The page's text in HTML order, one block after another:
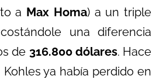
a Max Homa) a un triple
una diferencia
de 316.800 dólares. Hace
Kohles ya había perdido en